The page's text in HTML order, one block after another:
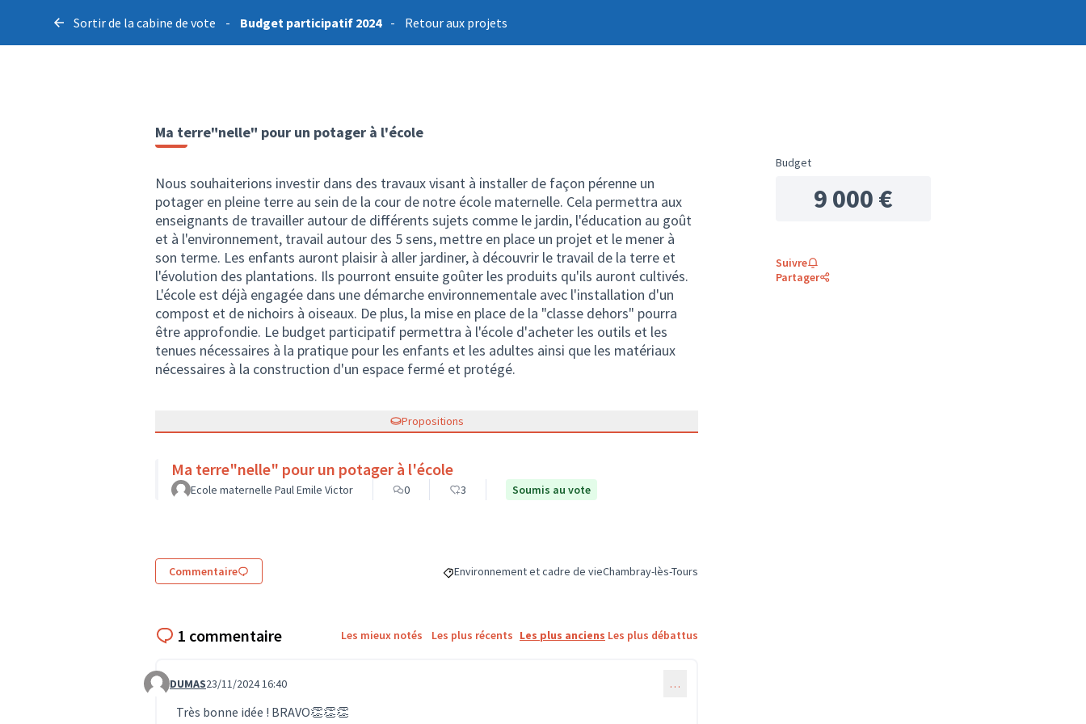
Sortir de la cabine de vote - Budget participatif 2024 - Retour aux projets
Ma terre"nelle" pour un potager à l'école
Nous souhaiterions investir dans des travaux visant à installer de façon pérenne un
potager en pleine terre au sein de la cour de notre école maternelle. Cela permettra aux
enseignants de travailler autour de différents sujets comme le jardin, l'éducation au goût
et à l'environnement, travail autour des 5 sens, mettre en place un projet et le mener à
son terme. Les enfants auront plaisir à aller jardiner, à découvrir le travail de la terre et
l'évolution des plantations. Ils pourront ensuite goûter les produits qu'ils auront cultivés.
L'école est déjà engagée dans une démarche environnementale avec l'installation d'un
compost et de nichoirs à oiseaux. De plus, la mise en place de la "classe dehors" pourra
être approfondie. Le budget participatif permettra à l'école d'acheter les outils et les
tenues nécessaires à la pratique pour les enfants et les adultes ainsi que les matériaux
nécessaires à la construction d'un espace fermé et protégé.
Propositions
Ma terre"nelle" pour un potager à l'école
Ecole maternelle Paul Emile Victor 0 3 Soumis au vote
Commentaire Filtrer les résultats de la catégorie : Environnement et cadre de vie
Environnement et cadre de vieFiltrer les résultats pour le secteur : Chambray-lès-Tours
Chambray-lès-Tours
Budget
9 000 €
Suivre
Partager
1 commentaire Les mieux notés Les plus récents Les plus anciens Les plus débattus
Commentaire 1296
DUMAS23/11/2024 16:40 …
Très bonne idée ! BRAVO👏👏👏